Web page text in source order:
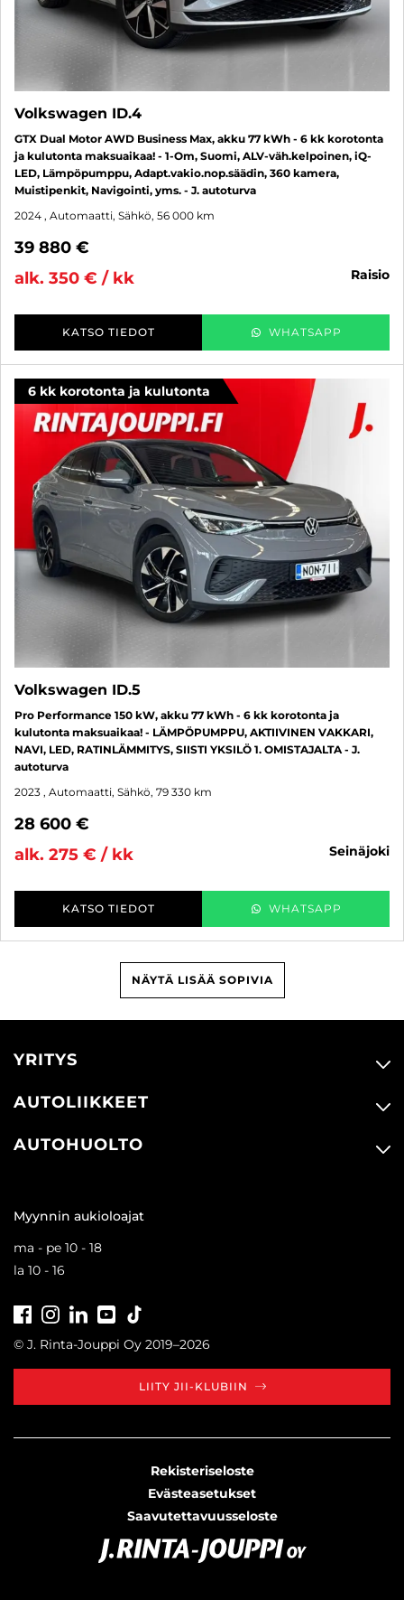
Volkswagen ID.4
GTX Dual Motor AWD Business Max, akku 77 kWh - 6 kk korotonta
ja kulutonta maksuaikaa! - 1-Om, Suomi, ALV-väh.kelpoinen, iQ-
LED, Lämpöpumppu, Adapt.vakio.nop.säädin, 360 kamera,
Muistipenkit, Navigointi, yms. - J. autoturva
2024 , Automaatti, Sähkö, 56 000 km
39 880 €
alk. 350 € / kk
raisio
KATSO TIEDOT WHATSAPP
6 kk korotonta ja kulutonta
Volkswagen ID.5
Pro Performance 150 kW, akku 77 kWh - 6 kk korotonta ja
kulutonta maksuaikaa! - LÄMPÖPUMPPU, AKTIIVINEN VAKKARI,
NAVI, LED, RATINLÄMMITYS, SIISTI YKSILÖ 1. OMISTAJALTA - J.
autoturva
2023 , Automaatti, Sähkö, 79 330 km
28 600 €
alk. 275 € / kk
seinäjoki
KATSO TIEDOT WHATSAPP
NÄYTÄ LISÄÄ SOPIVIA
YRITYS
AUTOLIIKKEET
AUTOHUOLTO
Myynnin aukioloajat
ma - pe 10 - 18
la 10 - 16
FacebookInstagramLinkedInYoutube
© J. Rinta-Jouppi Oy 2019–2026
LIITY JII-KLUBIIN
Rekisteriseloste
Evästeasetukset
Saavutettavuusseloste